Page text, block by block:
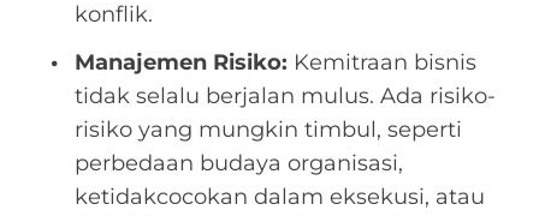
konflik.
Manajemen Risiko: Kemitraan bisnis
tidak selalu berjalan mulus. Ada risiko-
risiko yang mungkin timbul, seperti
perbedaan budaya organisasi,
ketidakcocokan dalam eksekusi, atau